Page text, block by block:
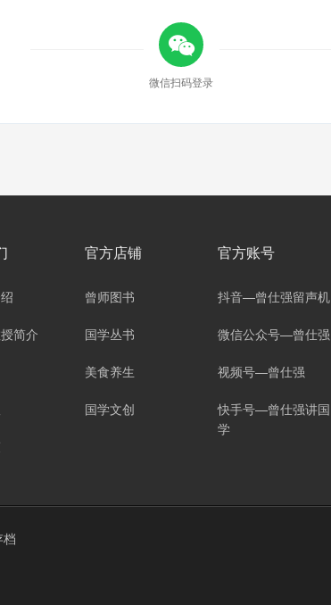
微信扫码登录
简介
官方店铺
曾师图书
国学丛书
美食养生
国学文创
官方账号
抖音—曾仕强留声机
微信公众号—曾仕强
视频号—曾仕强
快手号—曾仕强讲国
学